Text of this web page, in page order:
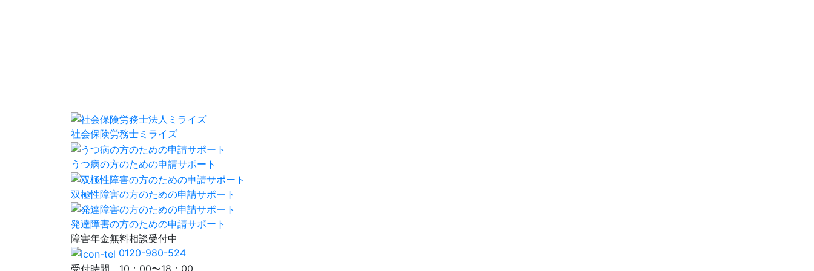
社会保険労務士ミライズ
うつ病の方のための申請サポート
双極性障害の方のための申請サポート
発達障害の方のための申請サポート
障害年金無料相談受付中
0120-980-524
受付時間 10：00〜18：00